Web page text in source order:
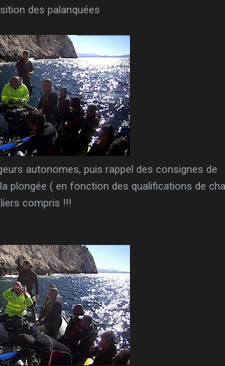
des palanquées
autonomes, puis rappel des consignes de
plongée ( en fonction des qualifications de
compris !!!